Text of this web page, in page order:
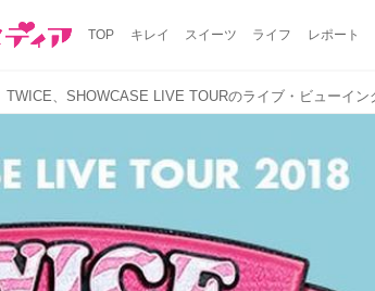
TOP キレイ スイーツ ライフ レポート